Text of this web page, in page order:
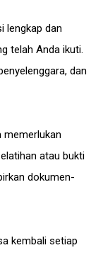
lengkap dan
telah Anda ikuti.
dan
memerlukan
atau bukti
dokumen-
kembali setiap